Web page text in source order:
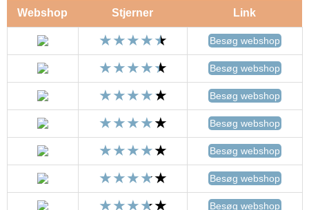
Webshop Stjerner Link
Besøg webshop
Besøg webshop
Besøg webshop
Besøg webshop
Besøg webshop
Besøg webshop
Besøg webshop